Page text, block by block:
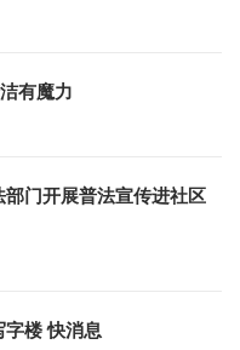
有魔力
部门开展普法宣传进社区
字楼 快消息